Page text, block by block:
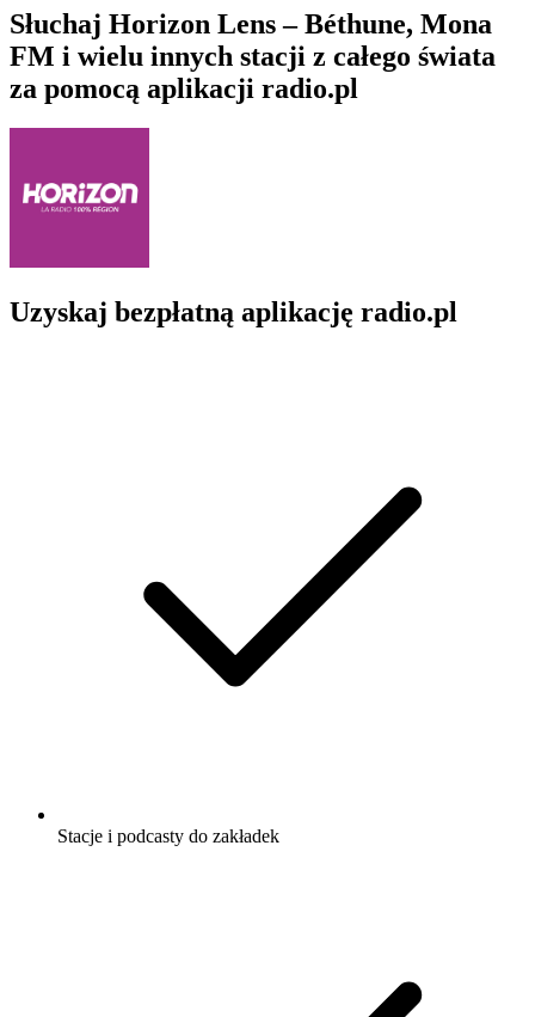
Słuchaj Horizon Lens – Béthune, Mona
FM i wielu innych stacji z całego świata
za pomocą aplikacji radio.pl
Uzyskaj bezpłatną aplikację radio.pl
Stacje i podcasty do zakładek